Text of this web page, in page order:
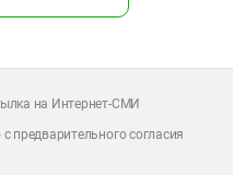
на Интернет-СМИ
предварительного согласия